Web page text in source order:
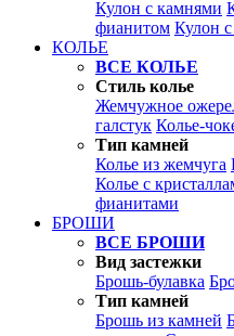
Кулон с камнями
фианитом Кулон
КОЛЬЕ
ВСЕ КОЛЬЕ
Стиль колье
Жемчужное
галстук Колье-
Тип камней
Колье из жемчуга
Колье с
фианитами
БРОШИ
ВСЕ БРОШИ
Вид застежки
Брошь-булавка
Тип камней
Брошь из камней